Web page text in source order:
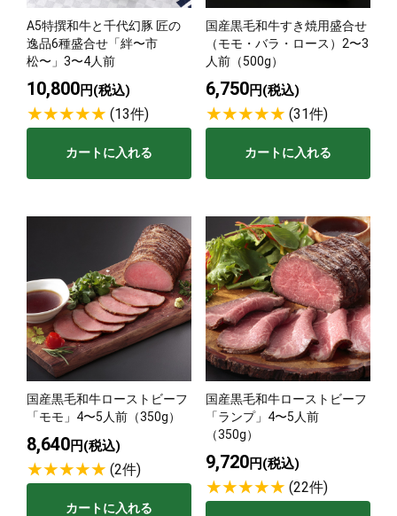
A5特撰和牛と千代幻豚 匠の
逸品6種盛合せ「絆〜市
松〜」3〜4人前
10,800円(税込)
(13件)
カートに入れる
国産黒毛和牛すき焼用盛合せ
（モモ・バラ・ロース）2〜3
人前（500g）
6,750円(税込)
(31件)
カートに入れる
国産黒毛和牛ローストビーフ
「モモ」4〜5人前（350g）
8,640円(税込)
(2件)
カートに入れる
国産黒毛和牛ローストビーフ
「ランプ」4〜5人前
（350g）
9,720円(税込)
(22件)